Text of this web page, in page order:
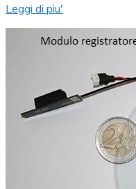
Leggi di piu'